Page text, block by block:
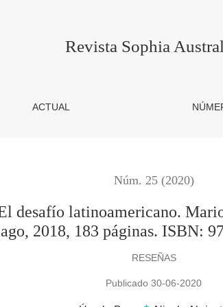
Mario Waissbluth. Fondo de
Revista Sophia Austral
ACTUAL
Núm. 25 (2020)
desafío latinoamericano.
2018, 183 páginas. ISBN:
RESEÑAS
Publicado 30-06-2020